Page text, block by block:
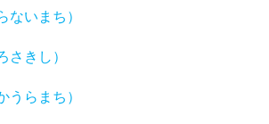
ないまち）
さきし）
うらまち）